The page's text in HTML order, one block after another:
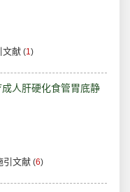
文献 (1)
人肝硬化食管胃底静
引文献 (6)